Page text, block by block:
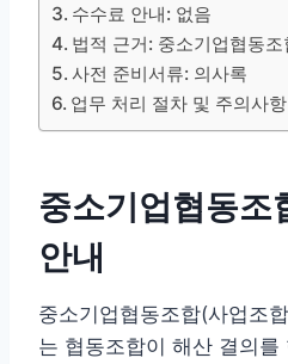
수수료 안내: 없음
법적 근거: 중소기업협동조
사전 준비서류: 의사록
업무 처리 절차 및 주의사항
중소기업협동조
안내
중소기업협동조합(사업조
는 협동조합이 해산 결의